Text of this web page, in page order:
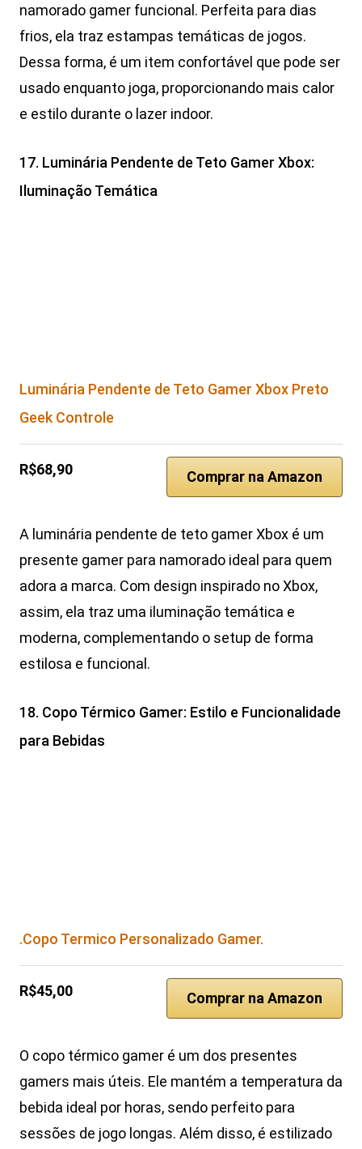
namorado gamer funcional. Perfeita para dias
frios, ela traz estampas temáticas de jogos.
Dessa forma, é um item confortável que pode ser
usado enquanto joga, proporcionando mais calor
e estilo durante o lazer indoor.
17. Luminária Pendente de Teto Gamer Xbox:
Iluminação Temática
Luminária Pendente de Teto Gamer Xbox Preto
Geek Controle
R$68,90 Comprar na Amazon
A luminária pendente de teto gamer Xbox é um
presente gamer para namorado ideal para quem
adora a marca. Com design inspirado no Xbox,
assim, ela traz uma iluminação temática e
moderna, complementando o setup de forma
estilosa e funcional.
18. Copo Térmico Gamer: Estilo e Funcionalidade
para Bebidas
.Copo Termico Personalizado Gamer.
R$45,00 Comprar na Amazon
O copo térmico gamer é um dos presentes
gamers mais úteis. Ele mantém a temperatura da
bebida ideal por horas, sendo perfeito para
sessões de jogo longas. Além disso, é estilizado